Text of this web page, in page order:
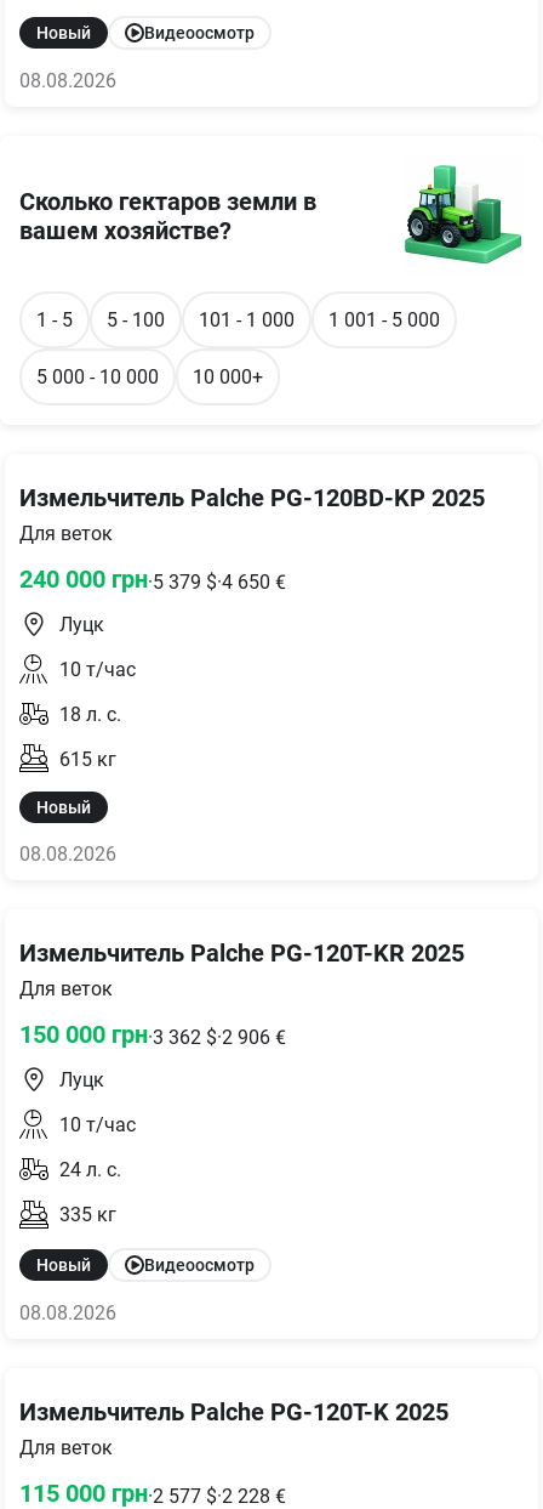
Новый Видеоосмотр
08.08.2026
Измельчитель Palche PG-120BD-KP 2025
Для веток
240 000 грн·5 379 $·4 650 €
Луцк
10 т/час
18 л. с.
615 кг
Новый
08.08.2026
Измельчитель Palche PG-120T-KR 2025
Для веток
150 000 грн·3 362 $·2 906 €
Луцк
10 т/час
24 л. с.
335 кг
Новый Видеоосмотр
08.08.2026
Измельчитель Palche PG-120T-K 2025
Для веток
115 000 грн·2 577 $·2 228 €
Сколько гектаров земли в
вашем хозяйстве?
1 - 5 5 - 100 101 - 1 000 1 001 - 5 000
5 000 - 10 000 10 000+